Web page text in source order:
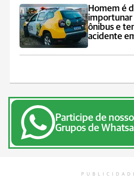
Homem é
importunar
ônibus e
acidente
Participe de
Grupos de